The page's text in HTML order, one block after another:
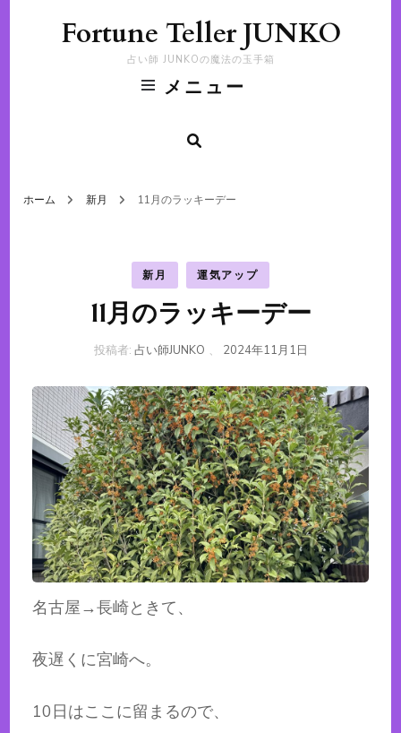
Fortune Teller JUNKO
占い師 JUNKOの魔法の玉手箱
メニュー
ホーム 新月 11月のラッキーデー
新月 運気アップ
11月のラッキーデー
投稿者: 占い師JUNKO 、 2024年11月1日
名古屋→長崎ときて、
夜遅くに宮崎へ。
10日はここに留まるので、